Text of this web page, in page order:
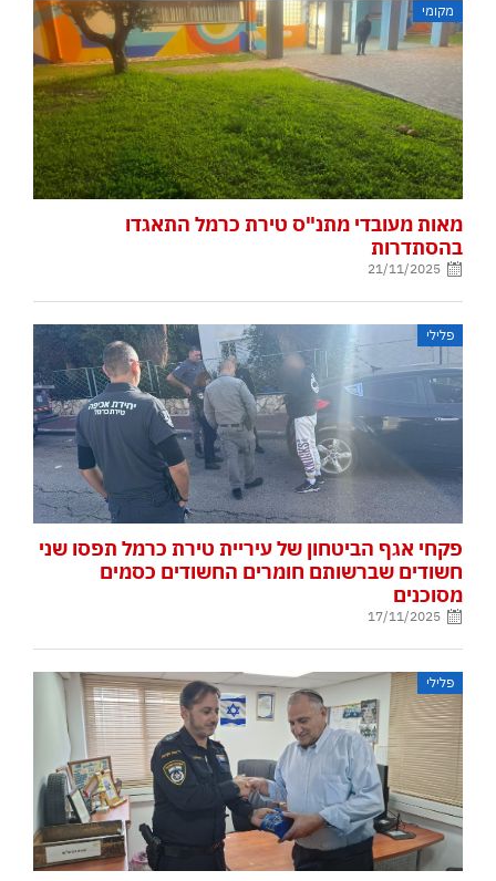
מקומי
מאות מעובדי מתנ"ס טירת כרמל התאגדו
בהסתדרות
21/11/2025
פלילי
פקחי אגף הביטחון של עיריית טירת כרמל תפסו שני
חשודים שברשותם חומרים החשודים כסמים
מסוכנים
17/11/2025
פלילי